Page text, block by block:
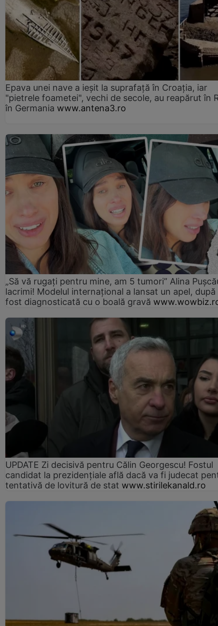
Epava unei nave a ieșit la suprafață în Croația, iar
"pietrele foametei", vechi de secole, au reapărut în
în Germania www.antena3.ro
„Să vă rugați pentru mine, am 5 tumori” Alina
lacrimi! Modelul internațional a lansat un apel, după
fost diagnosticată cu o boală gravă
UPDATE Zi decisivă pentru Călin Georgescu! Fostul
candidat la prezidențiale află dacă va fi judecat
tentativă de lovitură de stat www.stirilekanald.ro